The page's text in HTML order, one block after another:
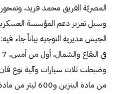
المصريّة الفريق محمد فريد،
وسبل تعزيز دعم المؤسسة
الجيش مديرية التوجيه بياناً جاء
من مادة البنزين